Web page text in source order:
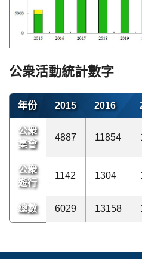
公衆活動統計數字
年份 2015 2016
公衆
集會
4887 11854
公衆
遊行
1142 1304
總數 6029 13158